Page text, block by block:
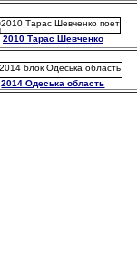
2010 Тарас Шевченко
2014 Одеська область